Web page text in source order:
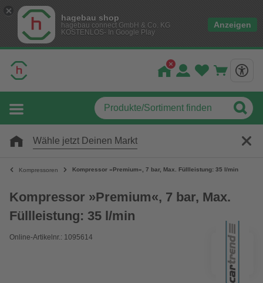
hagebau shop
hagebau connect GmbH & Co. KG
KOSTENLOS- In Google Play
Anzeigen
Wähle jetzt Deinen Markt
Kompressoren Kompressor »Premium«, 7 bar, Max. Füllleistung: 35 l/min
Kompressor »Premium«, 7 bar, Max.
Füllleistung: 35 l/min
Online-Artikelnr.: 1095614